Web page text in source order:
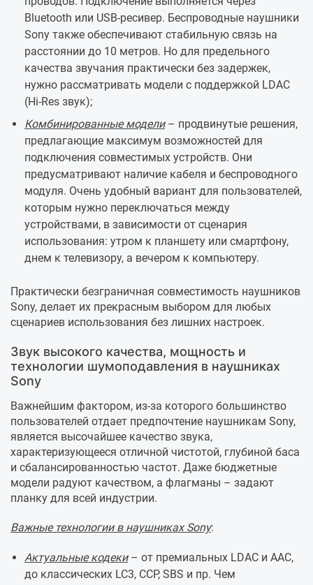
Bluetooth или USB-ресивер. Беспроводные наушники
Sony также обеспечивают стабильную связь на
расстоянии до 10 метров. Но для предельного
качества звучания практически без задержек,
нужно рассматривать модели с поддержкой LDAC
(Hi-Res звук);
Комбинированные модели– продвинутые решения,
предлагающие максимум возможностей для
подключения совместимых устройств. Они
предусматривают наличие кабеля и беспроводного
модуля. Очень удобный вариант для пользователей,
которым нужно переключаться между
устройствами, в зависимости от сценария
использования: утром к планшету или смартфону,
днем к телевизору, а вечером к компьютеру.
Практически безграничная совместимость наушников
Sony, делает их прекрасным выбором для любых
сценариев использования без лишних настроек.
Звук высокого качества, мощность и
технологии шумоподавления в наушниках
Sony
Важнейшим фактором, из-за которого большинство
пользователей отдает предпочтение наушникам Sony,
является высочайшее качество звука,
характеризующееся отличной чистотой, глубиной баса
и сбалансированностью частот. Даже бюджетные
модели радуют качеством, а флагманы – задают
планку для всей индустрии.
Важные технологии в наушниках Sony:
Актуальные кодеки– от премиальных LDAC и AAC,
до классических LC3, CCP, SBS и пр. Чем